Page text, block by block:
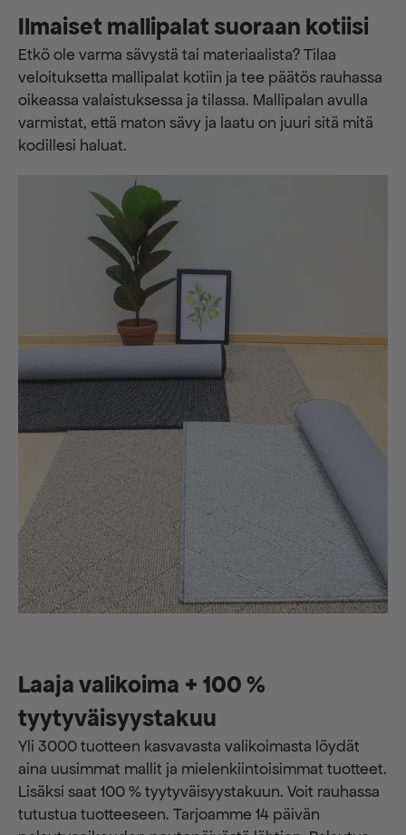
Ilmaiset mallipalat suoraan kotiisi
Etkö ole varma sävystä tai materiaalista? Tilaa
veloituksetta mallipalat kotiin ja tee päätös rauhassa
oikeassa valaistuksessa ja tilassa. Mallipalan avulla
varmistat, että maton sävy ja laatu on juuri sitä mitä
kodillesi haluat.
Laaja valikoima + 100 %
tyytyväisyystakuu
Yli 3000 tuotteen kasvavasta valikoimasta löydät
aina uusimmat mallit ja mielenkiintoisimmat tuotteet.
Lisäksi saat 100 % tyytyväisyystakuun. Voit rauhassa
tutustua tuotteeseen. Tarjoamme 14 päivän